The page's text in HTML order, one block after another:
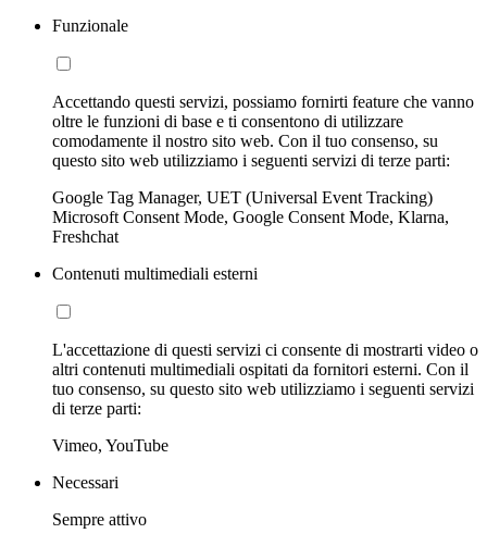
Funzionale
Accettando questi servizi, possiamo fornirti feature che vanno
oltre le funzioni di base e ti consentono di utilizzare
comodamente il nostro sito web. Con il tuo consenso, su
questo sito web utilizziamo i seguenti servizi di terze parti:
Google Tag Manager, UET (Universal Event Tracking)
Microsoft Consent Mode, Google Consent Mode, Klarna,
Freshchat
Contenuti multimediali esterni
L'accettazione di questi servizi ci consente di mostrarti video o
altri contenuti multimediali ospitati da fornitori esterni. Con il
tuo consenso, su questo sito web utilizziamo i seguenti servizi
di terze parti:
Vimeo, YouTube
Necessari
Sempre attivo